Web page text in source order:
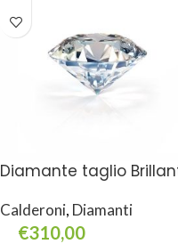
Diamante taglio
Calderoni, Diamanti
€310,00